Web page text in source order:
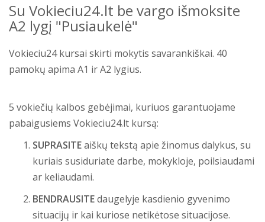
Su Vokieciu24.lt be vargo išmoksite
A2 lygį "Pusiaukelė"
Vokieciu24 kursai skirti mokytis savarankiškai. 40
pamokų apima A1 ir A2 lygius.
5 vokiečių kalbos gebėjimai, kuriuos garantuojame
pabaigusiems Vokieciu24.lt kursą:
SUPRASITEaiškų tekstą apie žinomus dalykus, su
kuriais susiduriate darbe, mokykloje, poilsiaudami
ar keliaudami.
BENDRAUSITEdaugelyje kasdienio gyvenimo
situacijų ir kai kuriose netikėtose situacijose.